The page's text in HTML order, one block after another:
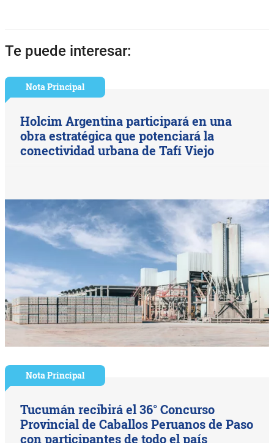
Te puede interesar:
Nota Principal
Holcim Argentina participará en una
obra estratégica que potenciará la
conectividad urbana de Tafí Viejo
Nota Principal
Tucumán recibirá el 36° Concurso
Provincial de Caballos Peruanos de Paso
con participantes de todo el país